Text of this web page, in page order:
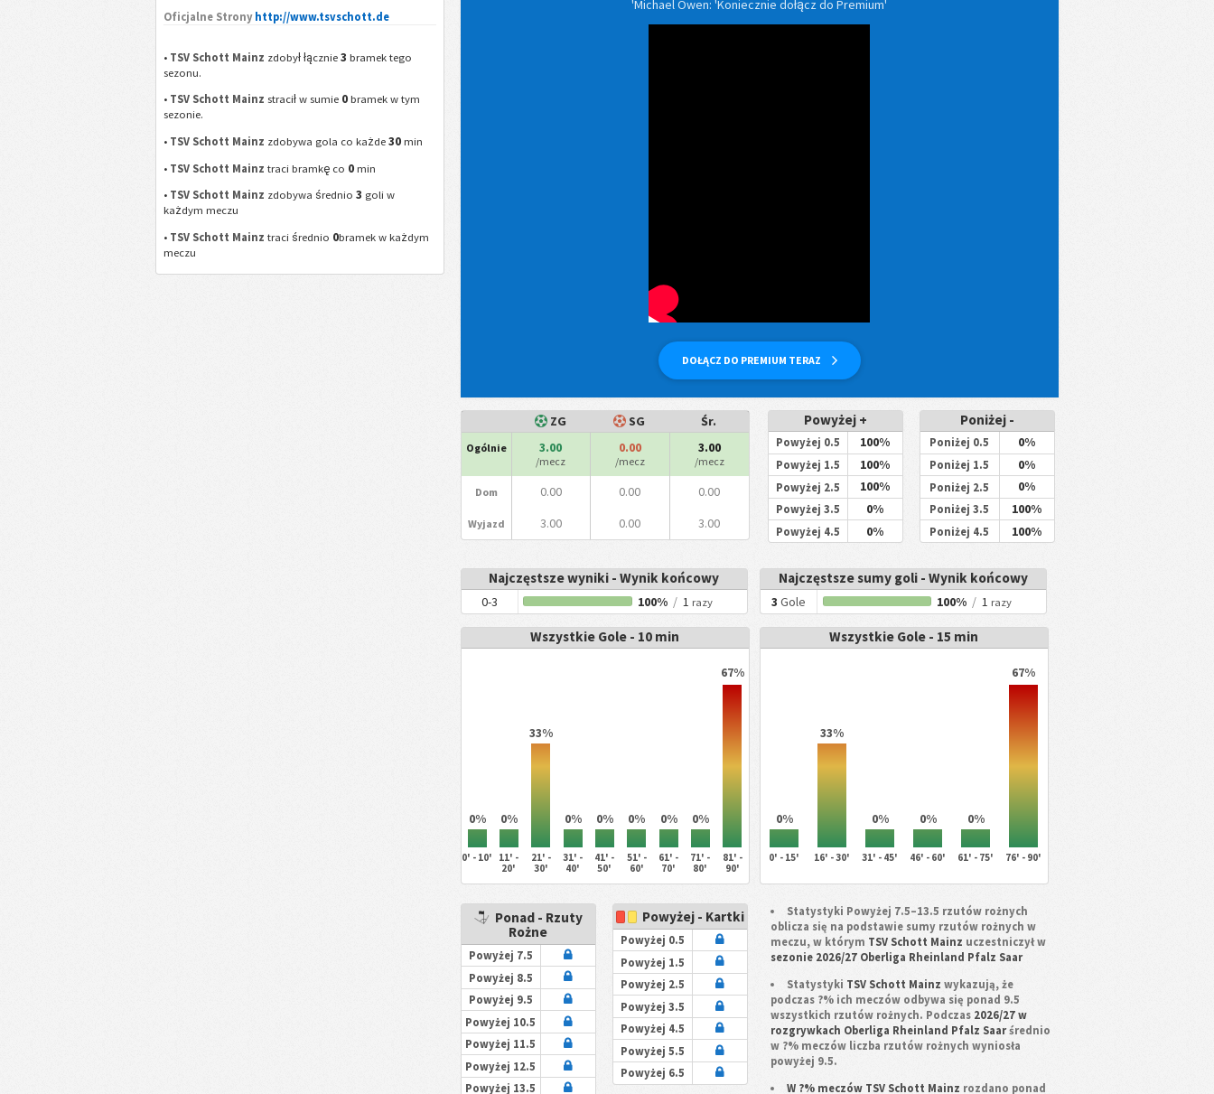
Oficjalne Strony http://www.tsvschott.de
• TSV Schott Mainz zdobył łącznie3 bramek tego
sezonu.
• TSV Schott Mainz stracił w sumie 0 bramek w tym
sezonie.
• TSV Schott Mainz zdobywa gola co każde30 min
• TSV Schott Mainz traci bramkę co 0 min
• TSV Schott Mainz zdobywa średnio3 goli w
każdym meczu
• TSV Schott Mainz traci średnio 0bramek w każdym
meczu
DOŁĄCZ DO PREMIUM TERAZ
'Michael Owen: 'Koniecznie dołącz do Premium'
ZG SG Śr.
Ogólnie 3.00
/mecz
0.00
/mecz
3.00
/mecz
Dom 0.00 0.00 0.00
Wyjazd 3.00 0.00 3.00
Powyżej +
Powyżej 0.5 100%
Powyżej 1.5 100%
Powyżej 2.5 100%
Powyżej 3.5 0%
Powyżej 4.5 0%
Poniżej -
Poniżej 0.5 0%
Poniżej 1.5 0%
Poniżej 2.5 0%
Poniżej 3.5 100%
Poniżej 4.5 100%
Najczęstsze wyniki - Wynik końcowy
0-3 100% /1 razy
Najczęstsze sumy goli - Wynik końcowy
3 Gole 100% /1 razy
Wszystkie Gole - 10 min
0% 0%
33%
0% 0% 0% 0% 0%
67%
0' - 10'
11' -
20'
21' -
30'
31' -
40'
41' -
50'
51' -
60'
61' -
70'
71' -
80'
81' -
90'
Wszystkie Gole - 15 min
0%
33%
0% 0% 0%
67%
0' - 15' 16' - 30' 31' - 45' 46' - 60' 61' - 75' 76' - 90'
Ponad - Rzuty
Rożne
Powyżej 7.5
Powyżej 8.5
Powyżej 9.5
Powyżej 10.5
Powyżej 11.5
Powyżej 12.5
Powyżej 13.5
Powyżej - Kartki
Powyżej 0.5
Powyżej 1.5
Powyżej 2.5
Powyżej 3.5
Powyżej 4.5
Powyżej 5.5
Powyżej 6.5
Statystyki Powyżej 7.5–13.5 rzutów rożnych
oblicza się na podstawie sumy rzutów rożnych w
meczu, w którym TSV Schott Mainz uczestniczył w
sezonie 2026/27 Oberliga Rheinland Pfalz Saar
Statystyki TSV Schott Mainz wykazują, że
podczas ?% ich meczów odbywa się ponad 9.5
wszystkich rzutów rożnych. Podczas 2026/27 w
rozgrywkach Oberliga Rheinland Pfalz Saarśrednio
w ?% meczów liczba rzutów rożnych wyniosła
powyżej 9.5.
W ?% meczów TSV Schott Mainz rozdano ponad